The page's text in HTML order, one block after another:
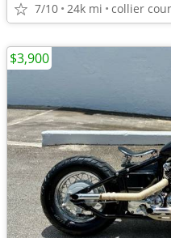
7/10 24k mi collier
$3,900